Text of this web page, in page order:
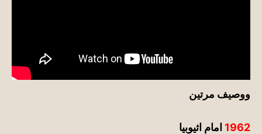
ووصيف مرتين
1962 امام اثيوبيا